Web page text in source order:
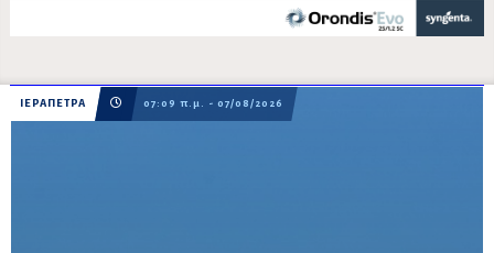
ΙΕΡΑΠΕΤΡΑ 07:09 π.μ. - 07/08/2026